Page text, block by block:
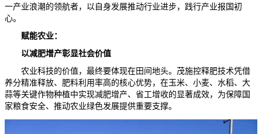
一产业浪潮的领航者，以自身发展推动行业进步，践行产业报国初
心。
赋能农业：
以减肥增产彰显社会价值
农业科技的价值，最终要体现在田间地头。茂施控释肥技术凭借
养分精准释放、肥料利用率高的核心优势，在玉米、小麦、水稻、大
蒜等关键作物种植中实现减肥增产、省工增收的显著成效，为保障国
家粮食安全、推动农业绿色发展提供重要支撑。